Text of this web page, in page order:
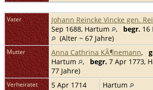
Vater Johann Reincke Vincke gen.
Sep 1688, Hartum
, begr. 16
(Alter ~ 67 Jahre)
Mutter Anna Cathrina KÃ¶nemann,
Hartum
, begr. 7 Apr 1773,
77 Jahre)
Verheiratet 5 Apr 1714 Hartum